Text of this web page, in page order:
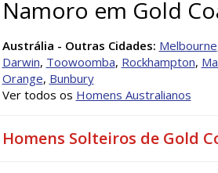
Namoro em Gold
Austrália - Outras Cidades: Melbourne
Darwin, Toowoomba, Rockhampton,
Orange, Bunbury
Ver todos os Homens Australianos
Homens Solteiros de Gold